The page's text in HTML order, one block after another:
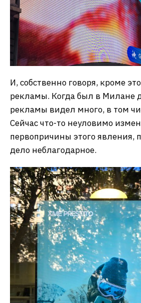
И, собственно говоря, кроме
рекламы. Когда был в Милане
рекламы видел много, в том
Сейчас что-то неуловимо
первопричины этого явления,
дело неблагодарное.